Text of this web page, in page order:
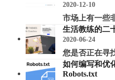
2020-12-10
市场上有一些
生活教练的二
2020-06-24
您是否正在寻
如何编写和优
Robots.txt